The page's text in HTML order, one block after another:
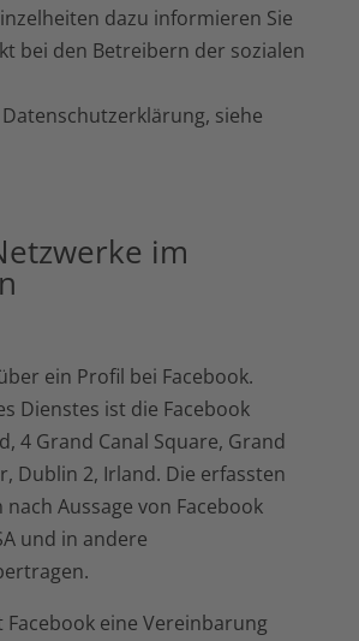
dazu informieren Sie
bei den Betreibern der sozialen
siehe
im
ein Profil bei Facebook.
Dienstes ist die Facebook
4 Grand Canal Square, Grand
Dublin 2, Irland. Die erfassten
Aussage von Facebook
und in andere
eine Vereinbarung